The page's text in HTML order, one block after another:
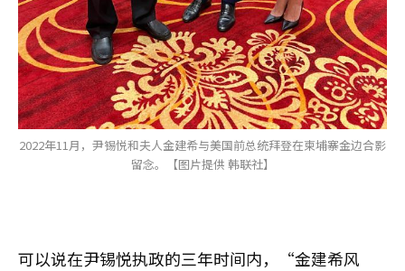
2022年11月，尹锡悦和夫人金建希与美国前总统拜登在柬埔寨金边合影
留念。【图片提供 韩联社】
可以说在尹锡悦执政的三年时间内，“金建希风